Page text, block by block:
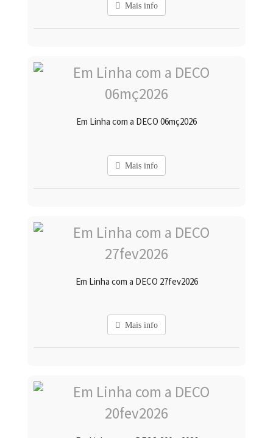
Mais info
Em Linha com a DECO 06mç2026
Mais info
Em Linha com a DECO 27fev2026
Mais info